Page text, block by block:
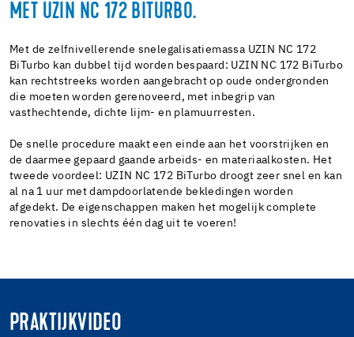
MET UZIN NC 172 BITURBO.
Met de zelfnivellerende snelegalisatiemassa UZIN NC 172
BiTurbo kan dubbel tijd worden bespaard: UZIN NC 172 BiTurbo
kan rechtstreeks worden aangebracht op oude ondergronden
die moeten worden gerenoveerd, met inbegrip van
vasthechtende, dichte lijm- en plamuurresten.
De snelle procedure maakt een einde aan het voorstrijken en
de daarmee gepaard gaande arbeids- en materiaalkosten. Het
tweede voordeel: UZIN NC 172 BiTurbo droogt zeer snel en kan
al na 1 uur met dampdoorlatende bekledingen worden
afgedekt. De eigenschappen maken het mogelijk complete
renovaties in slechts één dag uit te voeren!
PRAKTIJKVIDEO